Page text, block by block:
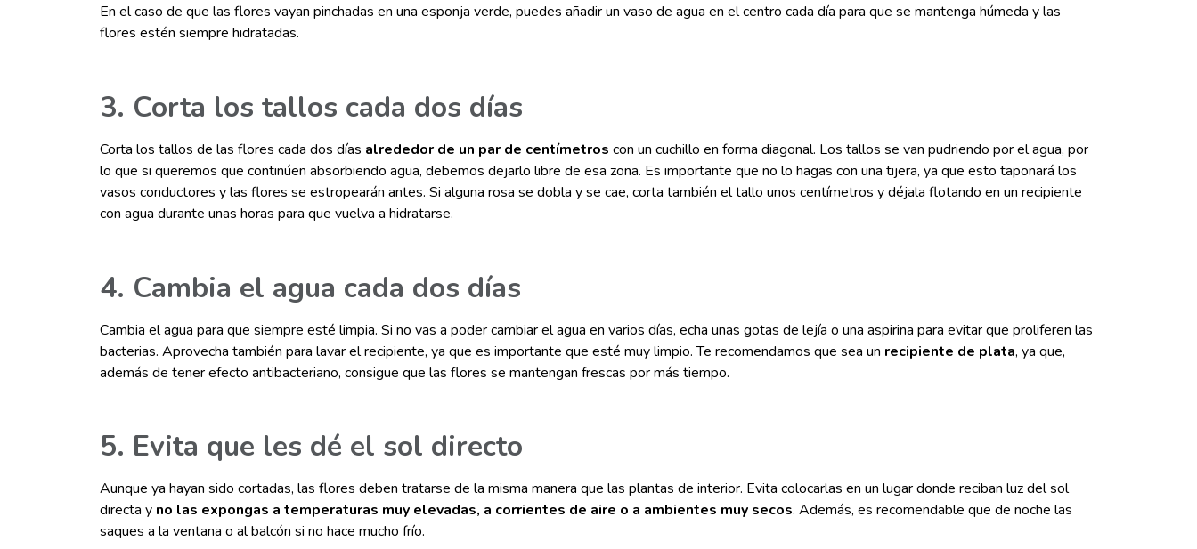
En el caso de que las flores vayan pinchadas en una esponja verde, puedes añadir un vaso de agua en el centro cada día para que se mantenga húmeda y las
flores estén siempre hidratadas.
3. Corta los tallos cada dos días
Corta los tallos de las flores cada dos días alrededor de un par de centímetros con un cuchillo en forma diagonal. Los tallos se van pudriendo por el agua, por
lo que si queremos que continúen absorbiendo agua, debemos dejarlo libre de esa zona. Es importante que no lo hagas con una tijera, ya que esto taponará los
vasos conductores y las flores se estropearán antes. Si alguna rosa se dobla y se cae, corta también el tallo unos centímetros y déjala flotando en un recipiente
con agua durante unas horas para que vuelva a hidratarse.
4. Cambia el agua cada dos días
Cambia el agua para que siempre esté limpia. Si no vas a poder cambiar el agua en varios días, echa unas gotas de lejía o una aspirina para evitar que proliferen las
bacterias. Aprovecha también para lavar el recipiente, ya que es importante que esté muy limpio. Te recomendamos que sea un recipiente de plata, ya que,
además de tener efecto antibacteriano, consigue que las flores se mantengan frescas por más tiempo.
5. Evita que les dé el sol directo
Aunque ya hayan sido cortadas, las flores deben tratarse de la misma manera que las plantas de interior. Evita colocarlas en un lugar donde reciban luz del sol
directa y no las expongas a temperaturas muy elevadas, a corrientes de aire o a ambientes muy secos. Además, es recomendable que de noche las
saques a la ventana o al balcón si no hace mucho frío.